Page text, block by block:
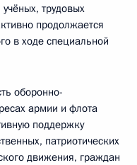
трудовых
продолжается
в ходе специальной
оборонно-
армии и флота
поддержку
патриотических
движения, граждан